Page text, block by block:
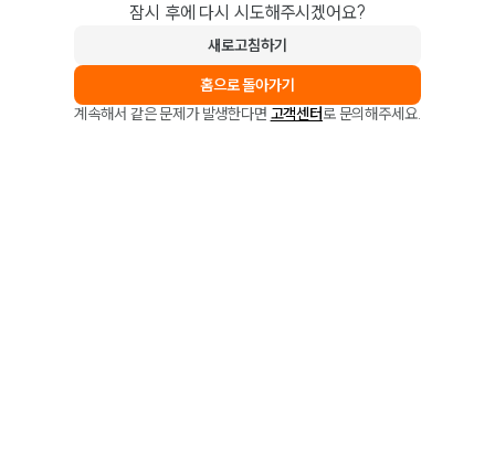
잠시 후에 다시 시도해주시겠어요?
새로고침하기
홈으로 돌아가기
계속해서 같은 문제가 발생한다면 고객센터로 문의해주세요.